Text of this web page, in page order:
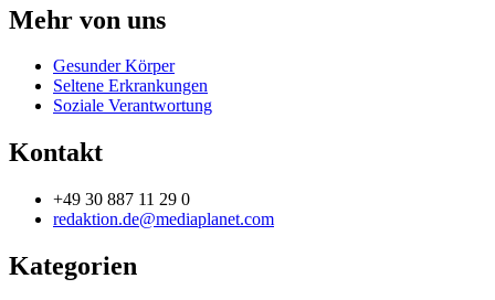
Mehr von uns
Gesunder Körper
Seltene Erkrankungen
Soziale Verantwortung
Kontakt
+49 30 887 11 29 0
redaktion.de@mediaplanet.com
Kategorien